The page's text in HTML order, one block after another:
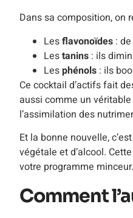
Dans sa composition, on
Lesflavonoïdes :
Lestanins : ils
Lesphénols : ils
Ce cocktail d’actifs fait
aussi comme un
l’assimilation des
Et la bonne nouvelle,
végétale et d’alcool.
votre programme minceur.
Comment